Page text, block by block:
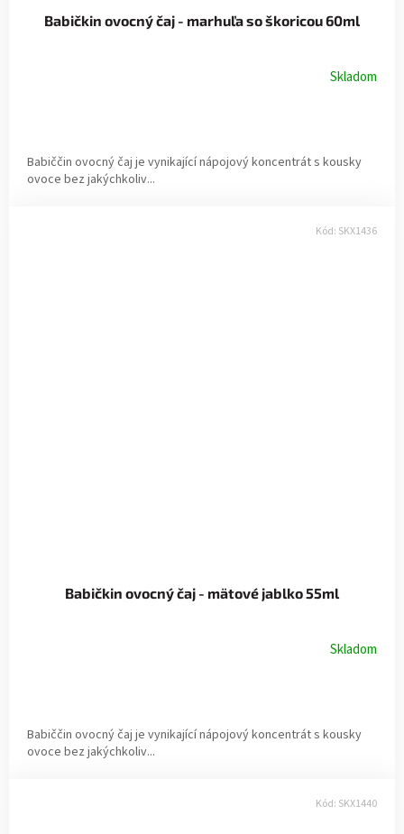
Babičkin ovocný čaj - marhuľa so škoricou 60ml
Skladom
Babiččin ovocný čaj je vynikající nápojový koncentrát s kousky
ovoce bez jakýchkoliv...
Babičkin ovocný čaj - mätové jablko 55ml
Skladom
Babiččin ovocný čaj je vynikající nápojový koncentrát s kousky
ovoce bez jakýchkoliv...
Kód: SKX1436
Kód: SKX1440